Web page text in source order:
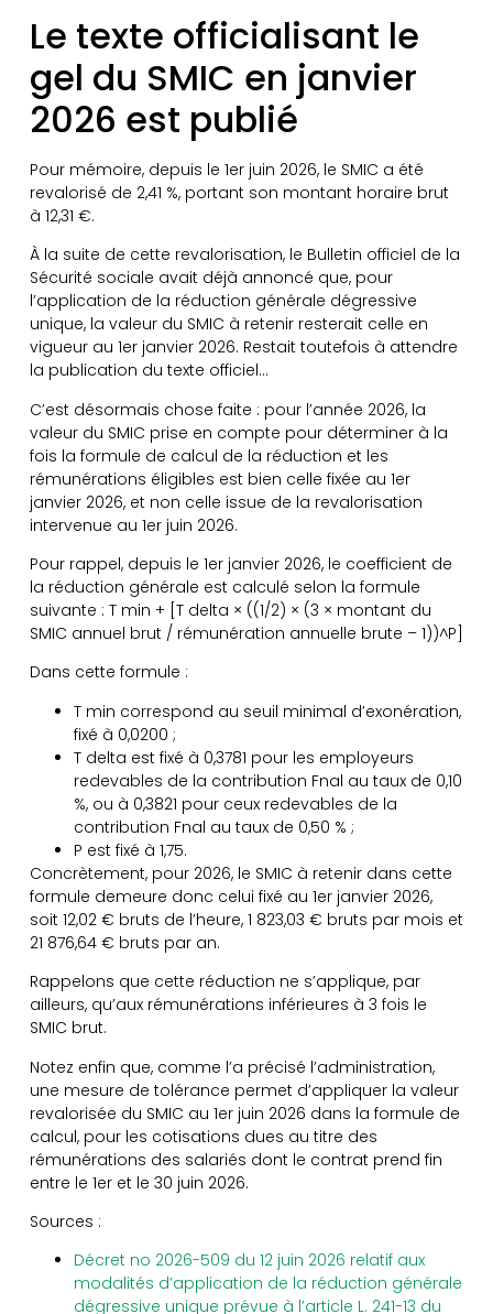
Le texte officialisant le
gel du SMIC en janvier
2026 est publié
Pour mémoire, depuis le 1er juin 2026, le SMIC a été
revalorisé de 2,41 %, portant son montant horaire brut
à 12,31 €.
À la suite de cette revalorisation, le Bulletin officiel de la
Sécurité sociale avait déjà annoncé que, pour
l’application de la réduction générale dégressive
unique, la valeur du SMIC à retenir resterait celle en
vigueur au 1er janvier 2026. Restait toutefois à attendre
la publication du texte officiel…
C’est désormais chose faite : pour l’année 2026, la
valeur du SMIC prise en compte pour déterminer à la
fois la formule de calcul de la réduction et les
rémunérations éligibles est bien celle fixée au 1er
janvier 2026, et non celle issue de la revalorisation
intervenue au 1er juin 2026.
Pour rappel, depuis le 1er janvier 2026, le coefficient de
la réduction générale est calculé selon la formule
suivante : T min + [T delta × ((1/2) × (3 × montant du
SMIC annuel brut / rémunération annuelle brute – 1))^P]
Dans cette formule :
T min correspond au seuil minimal d’exonération,
fixé à 0,0200 ;
T delta est fixé à 0,3781 pour les employeurs
redevables de la contribution Fnal au taux de 0,10
%, ou à 0,3821 pour ceux redevables de la
contribution Fnal au taux de 0,50 % ;
P est fixé à 1,75.
Concrètement, pour 2026, le SMIC à retenir dans cette
formule demeure donc celui fixé au 1er janvier 2026,
soit 12,02 € bruts de l’heure, 1 823,03 € bruts par mois et
21 876,64 € bruts par an.
Rappelons que cette réduction ne s’applique, par
ailleurs, qu’aux rémunérations inférieures à 3 fois le
SMIC brut.
Notez enfin que, comme l’a précisé l’administration,
une mesure de tolérance permet d’appliquer la valeur
revalorisée du SMIC au 1er juin 2026 dans la formule de
calcul, pour les cotisations dues au titre des
rémunérations des salariés dont le contrat prend fin
entre le 1er et le 30 juin 2026.
Sources :
Décret no 2026-509 du 12 juin 2026 relatif aux
modalités d’application de la réduction générale
dégressive unique prévue à l’article L. 241-13 du